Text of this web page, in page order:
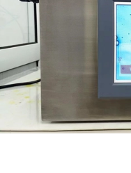
साइटमैप
PRIVACY
POLICY